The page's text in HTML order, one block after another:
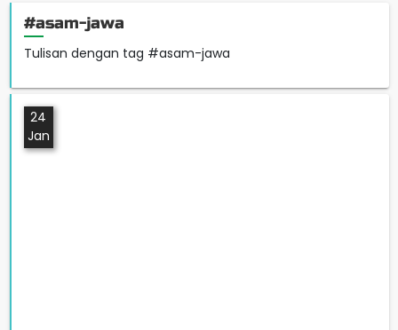
#asam-jawa
Tulisan dengan tag #asam-jawa
24
Jan